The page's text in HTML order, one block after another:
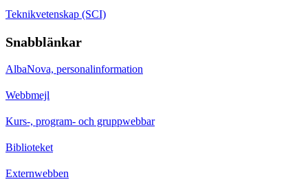
Teknikvetenskap (SCI)
Snabblänkar
AlbaNova, personalinformation
Webbmejl
Kurs-, program- och gruppwebbar
Biblioteket
Externwebben